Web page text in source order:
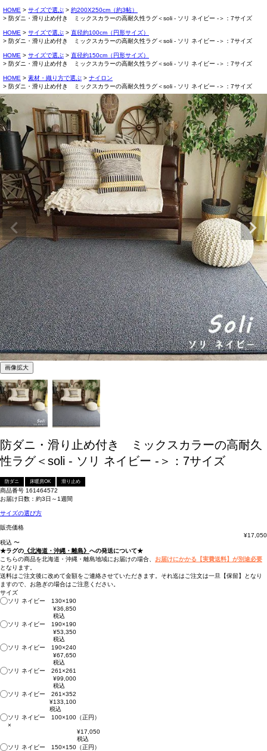
HOME サイズで選ぶ
約200X250cm（約3帖）
防ダニ・滑り止め付き ミックスカラーの高耐久性ラグ＜soli - ソリ ネイビー -＞：7サイズ
HOME サイズで選ぶ
直径約100cm（円形サイズ）
防ダニ・滑り止め付き ミックスカラーの高耐久性ラグ＜soli - ソリ ネイビー -＞：7サイズ
HOME サイズで選ぶ
直径約150cm（円形サイズ）
防ダニ・滑り止め付き ミックスカラーの高耐久性ラグ＜soli - ソリ ネイビー -＞：7サイズ
HOME 素材・織り方で選ぶ
ナイロン
防ダニ・滑り止め付き ミックスカラーの高耐久性ラグ＜soli - ソリ ネイビー -＞：7サイズ
画像拡大
防ダニ・滑り止め付き ミックスカラーの高耐久
性ラグ＜soli - ソリ ネイビー -＞：7サイズ
防ダニ 床暖房OK 滑り止め
商品番号 161464572
お届け日数：約3日～1週間
サイズの選び方
販売価格
¥17,050
税込 〜
★ラグの 《北海道・沖縄・離島》 への発送について★
こちらの商品を北海道・沖縄・離島地域にお届けの場合、 お届けにかかる【実費送料】が別途必要
となります。
送料はご注文後に改めて金額をご連絡させていただきます。それ迄はご注文は一旦【保留】となり
ますので、お急ぎの場合はご注意ください。
サイズ
ソリ ネイビー 130×190
¥36,850
税込
ソリ ネイビー 190×190
¥53,350
税込
ソリ ネイビー 190×240
¥67,650
税込
ソリ ネイビー 261×261
¥99,000
税込
ソリ ネイビー 261×352
¥133,100
税込
ソリ ネイビー 100×100（正円）
×
¥17,050
税込
ソリ ネイビー 150×150（正円）